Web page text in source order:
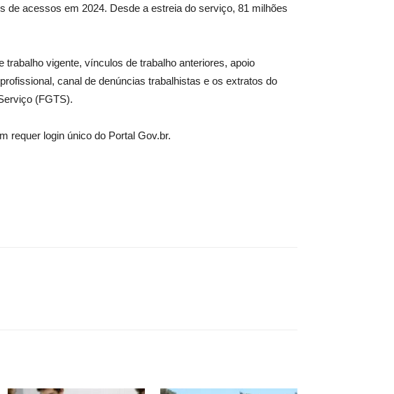
de acessos em 2024. Desde a estreia do serviço, 81 milhões
vigente, vínculos de trabalho anteriores, apoio
canal de denúncias trabalhistas e os extratos do
(FGTS).
requer login único do Portal Gov.br.